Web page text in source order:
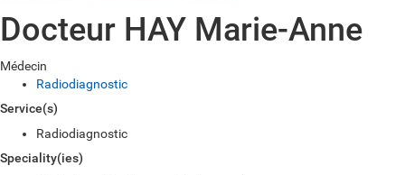
Docteur HAY Marie-Anne
Médecin
Radiodiagnostic
Service(s)
Radiodiagnostic
Speciality(ies)